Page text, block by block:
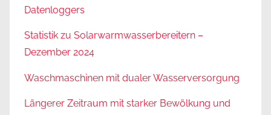
Datenloggers
Statistik zu Solarwarmwasserbereitern –
Dezember 2024
Waschmaschinen mit dualer Wasserversorgung
Längerer Zeitraum mit starker Bewölkung und